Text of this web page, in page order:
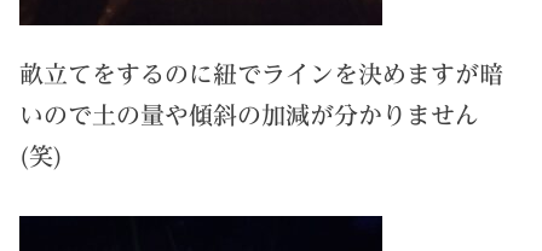
畝立てをするのに紐でラインを決めますが暗
いので土の量や傾斜の加減が分かりません
(笑)